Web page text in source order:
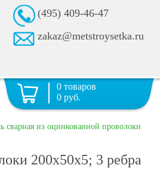
(495) 409-46-47
zakaz@metstroysetka.ru
0 товаров
0 руб.
сварная из оцинкованной проволоки
200х50х5; 3 ребра